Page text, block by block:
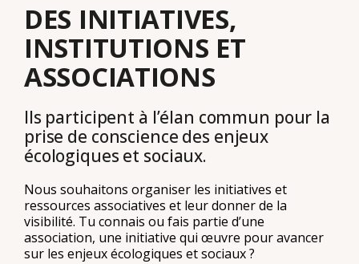
DES INITIATIVES,
INSTITUTIONS ET
ASSOCIATIONS
Ils participent à l’élan commun pour la
prise de conscience des enjeux
écologiques et sociaux.
Nous souhaitons organiser les initiatives et
ressources associatives et leur donner de la
visibilité. Tu connais ou fais partie d’une
association, une initiative qui œuvre pour avancer
sur les enjeux écologiques et sociaux ?